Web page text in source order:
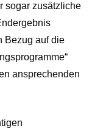
sogar zusätzliche
Bezug auf die
ansprechenden